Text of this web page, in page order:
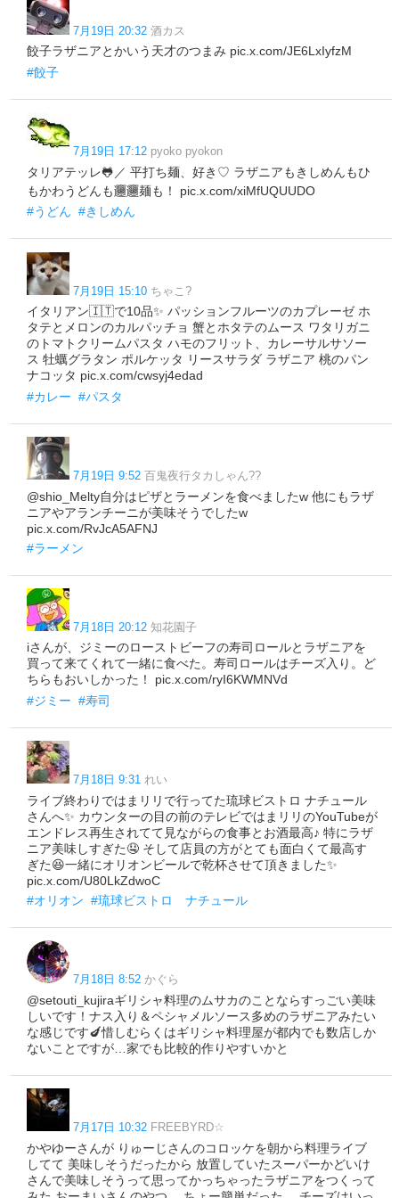
7月19日 20:32 酒カス
餃子ラザニアとかいう天才のつまみ pic.x.com/JE6LxIyfzM
#餃子
7月19日 17:12 pyoko pyokon
タリアテッレ🐸／ 平打ち麺、好き♡ ラザニアもきしめんもひ
もかわうどんも𰻞𰻞麺も！ pic.x.com/xiMfUQUUDO
#うどん #きしめん
7月19日 15:10 ちゃこ?
イタリアン🇮🇹で10品✨️ パッションフルーツのカプレーゼ ホ
タテとメロンのカルパッチョ 蟹とホタテのムース ワタリガニ
のトマトクリームパスタ ハモのフリット、カレーサルサソー
ス 牡蠣グラタン ポルケッタ リースサラダ ラザニア 桃のパン
ナコッタ pic.x.com/cwsyj4edad
#カレー #パスタ
7月19日 9:52 百鬼夜行タカしゃん??
@shio_Melty自分はピザとラーメンを食べましたw 他にもラザ
ニアやアランチーニが美味そうでしたw
pic.x.com/RvJcA5AFNJ
#ラーメン
7月18日 20:12 知花園子
iさんが、ジミーのローストビーフの寿司ロールとラザニアを
買って来てくれて一緒に食べた。寿司ロールはチーズ入り。ど
ちらもおいしかった！ pic.x.com/ryI6KWMNVd
#ジミー #寿司
7月18日 9:31 れい
ライブ終わりではまリリで行ってた琉球ビストロ ナチュール
さんへ✨ カウンターの目の前のテレビではまリリのYouTubeが
エンドレス再生されてて見ながらの食事とお酒最高♪ 特にラザ
ニア美味しすぎた🤤 そして店員の方がとても面白くて最高す
ぎた😆一緒にオリオンビールで乾杯させて頂きました✨
pic.x.com/U80LkZdwoC
#オリオン #琉球ビストロ ナチュール
7月18日 8:52 かぐら
@setouti_kujiraギリシャ料理のムサカのことならすっごい美味
しいです！ナス入り＆ペシャメルソース多めのラザニアみたい
な感じです🍆惜しむらくはギリシャ料理屋が都内でも数店しか
ないことですが…家でも比較的作りやすいかと
7月17日 10:32 FREEBYRD☆
かやゆーさんが りゅーじさんのコロッケを朝から料理ライブ
してて 美味しそうだったから 放置していたスーパーかどいけ
さんで美味しそうって思ってかっちゃったラザニアをつくって